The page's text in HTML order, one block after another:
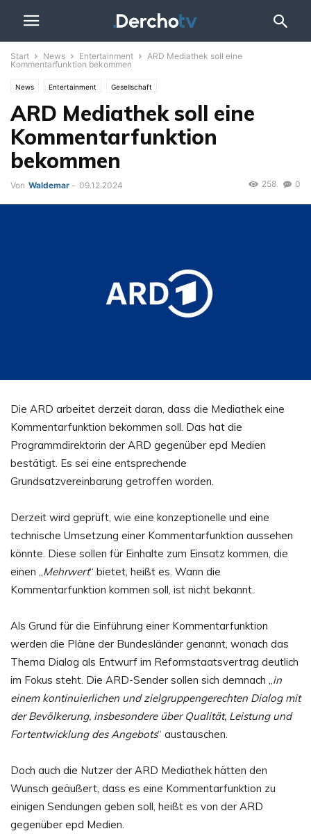
Start News Entertainment
ARD Mediathek soll eine
Kommentarfunktion bekommen
News Entertainment Gesellschaft
ARD Mediathek soll eine
Kommentarfunktion
bekommen
Von Waldemar - 09.12.2024 0
258
Die ARD arbeitet derzeit daran, dass die Mediathek eine
Kommentarfunktion bekommen soll. Das hat die
Programmdirektorin der ARD gegenüber epd Medien
bestätigt. Es sei eine entsprechende
Grundsatzvereinbarung getroffen worden.
Derzeit wird geprüft, wie eine konzeptionelle und eine
technische Umsetzung einer Kommentarfunktion aussehen
könnte. Diese sollen für Einhalte zum Einsatz kommen, die
einen „ Mehrwert“ bietet, heißt es. Wann die
Kommentarfunktion kommen soll, ist nicht bekannt.
Als Grund für die Einführung einer Kommentarfunktion
werden die Pläne der Bundesländer genannt, wonach das
Thema Dialog als Entwurf im Reformstaatsvertrag deutlich
im Fokus steht. Die ARD-Sender sollen sich demnach „ in
einem kontinuierlichen und zielgruppengerechten Dialog mit
der Bevölkerung, insbesondere über Qualität, Leistung und
Fortentwicklung des Angebots“ austauschen.
Doch auch die Nutzer der ARD Mediathek hätten den
Wunsch geäußert, dass es eine Kommentarfunktion zu
einigen Sendungen geben soll, heißt es von der ARD
gegenüber epd Medien.